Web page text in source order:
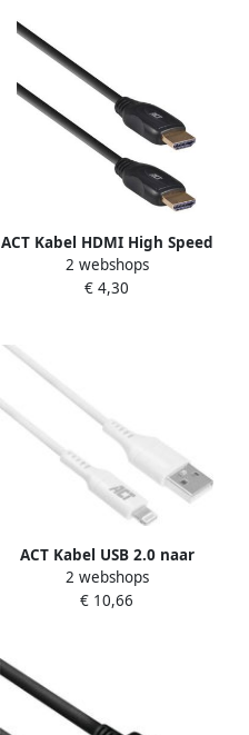
ACT Kabel HDMI High Speed
type 1.4 1.5 meter
2 webshops
€ 4,30
ACT Kabel USB 2.0 naar
Lightning laad -en data 1
meter
2 webshops
€ 10,66